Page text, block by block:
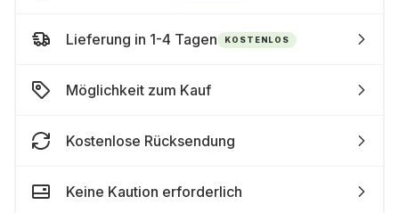
Lieferung in 1-4 Tagen KOSTENLOS
Möglichkeit zum Kauf
Kostenlose Rücksendung
Keine Kaution erforderlich